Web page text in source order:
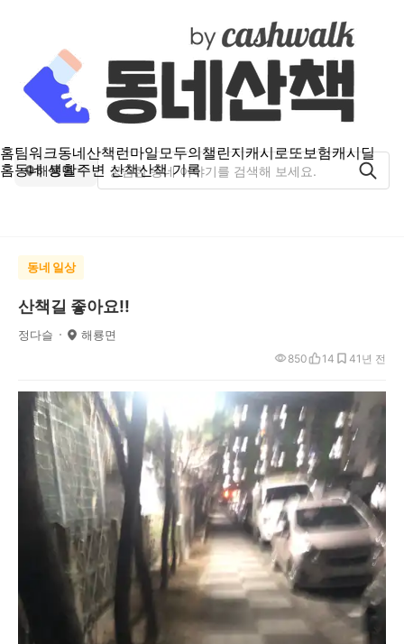
홈팀워크동네산책런마일모두의챌린지캐시로또보험캐시딜
홈동네 생활주변 산책산책 기록
해룡면
동네 일상
산책길 좋아요!!
정다슬 해룡면
1년 전
850 14 4